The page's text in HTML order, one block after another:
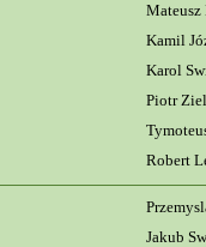
Kamil
Karol
Piotr
Robert
Jakub